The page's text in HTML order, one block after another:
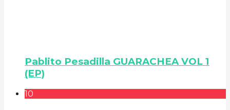
Pablito Pesadilla GUARACHEA VOL 1
(EP)
10